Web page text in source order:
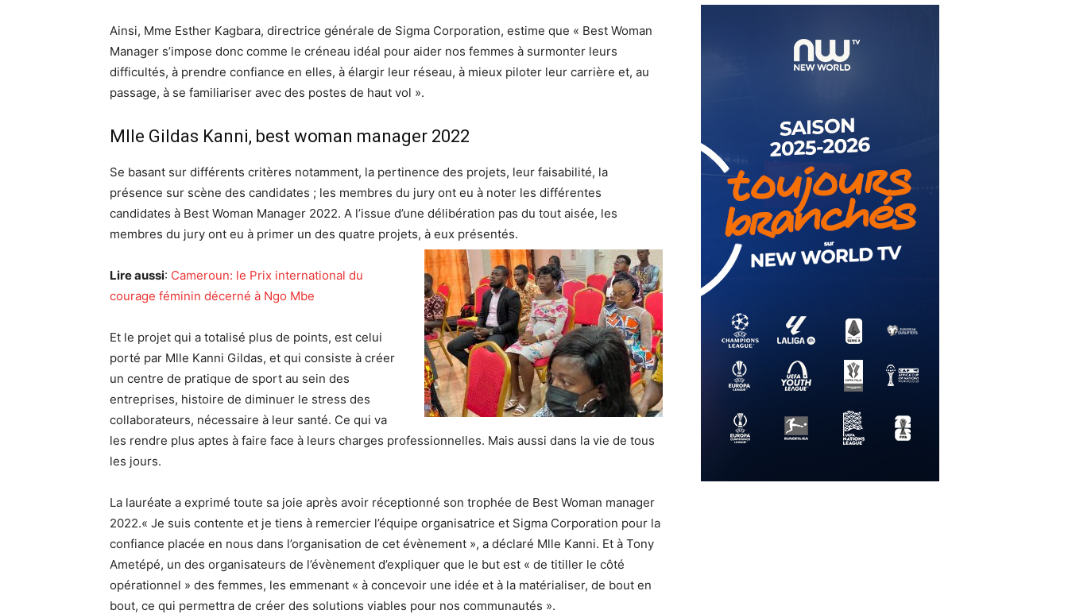
Ainsi, Mme Esther Kagbara, directrice générale de Sigma Corporation, estime que « Best Woman
Manager s’impose donc comme le créneau idéal pour aider nos femmes à surmonter leurs
difficultés, à prendre confiance en elles, à élargir leur réseau, à mieux piloter leur carrière et, au
passage, à se familiariser avec des postes de haut vol ».
Mlle Gildas Kanni, best woman manager 2022
Se basant sur différents critères notamment, la pertinence des projets, leur faisabilité, la
présence sur scène des candidates ; les membres du jury ont eu à noter les différentes
candidates à Best Woman Manager 2022. A l’issue d’une délibération pas du tout aisée, les
membres du jury ont eu à primer un des quatre projets, à eux présentés.
Lire aussi: Cameroun: le Prix international du
courage féminin décerné à Ngo Mbe
Et le projet qui a totalisé plus de points, est celui
porté par Mlle Kanni Gildas, et qui consiste à créer
un centre de pratique de sport au sein des
entreprises, histoire de diminuer le stress des
collaborateurs, nécessaire à leur santé. Ce qui va
les rendre plus aptes à faire face à leurs charges professionnelles. Mais aussi dans la vie de tous
les jours.
La lauréate a exprimé toute sa joie après avoir réceptionné son trophée de Best Woman manager
2022.« Je suis contente et je tiens à remercier l’équipe organisatrice et Sigma Corporation pour la
confiance placée en nous dans l’organisation de cet évènement », a déclaré Mlle Kanni. Et à Tony
Ametépé, un des organisateurs de l’évènement d’expliquer que le but est « de titiller le côté
opérationnel » des femmes, les emmenant « à concevoir une idée et à la matérialiser, de bout en
bout, ce qui permettra de créer des solutions viables pour nos communautés ».